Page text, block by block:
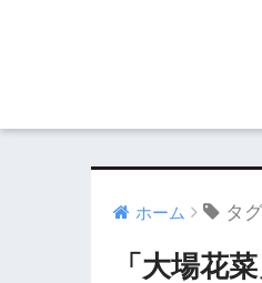
ホーム タグ
「大場花